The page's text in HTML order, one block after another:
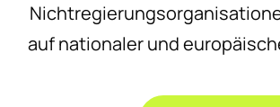
auf nationaler und